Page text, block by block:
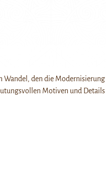
Wandel, den die Modernisierung
Motiven und Details